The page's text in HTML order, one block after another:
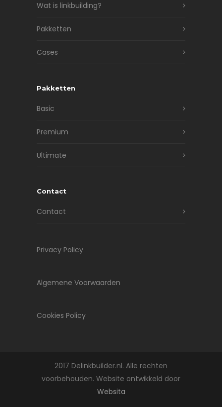
Wat is linkbuilding?
Pakketten
Cases
Pakketten
Basic
Premium
Ultimate
Contact
Contact
Privacy Policy
Algemene Voorwaarden
Cookies Policy
2017 Delinkbuilder.nl. Alle rechten
voorbehouden. Website ontwikkeld door
Websita